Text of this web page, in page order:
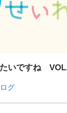
いですね
グ